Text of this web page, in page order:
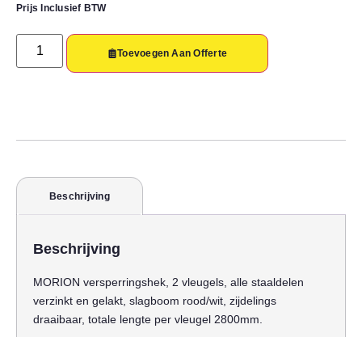
Prijs Inclusief BTW
Toevoegen Aan Offerte
Beschrijving
Beschrijving
MORION versperringshek, 2 vleugels, alle staaldelen
verzinkt en gelakt, slagboom rood/wit, zijdelings
draaibaar, totale lengte per vleugel 2800mm.